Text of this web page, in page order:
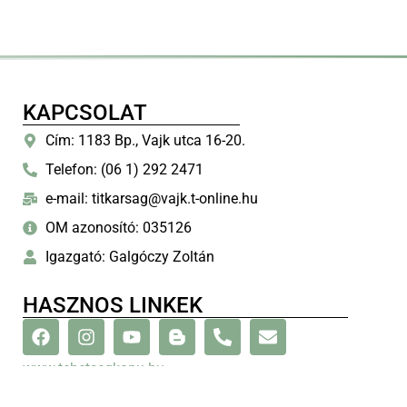
KAPCSOLAT
Cím: 1183 Bp., Vajk utca 16-20.
Telefon: (06 1) 292 2471
e-mail: titkarsag@vajk.t-online.hu
OM azonosító: 035126
Igazgató: Galgóczy Zoltán
HASZNOS LINKEK
www.tehetsegkapu.hu